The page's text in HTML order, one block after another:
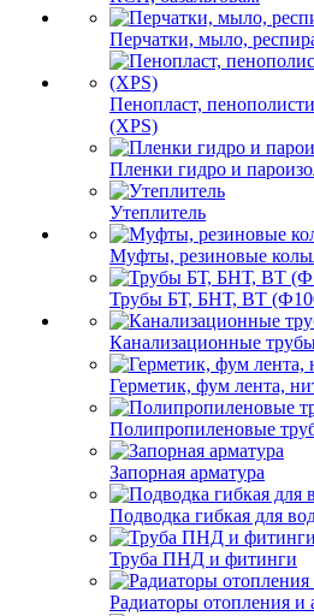
Перчатки, мыло,
Пенопласт,
(XPS)
Пленки гидро и
Утеплитель
Муфты, резиновые
Трубы БТ, БНТ, ВТ
Канализационные
Герметик, фум лента,
Полипропиленовые
Запорная арматура
Подводка гибкая для
Труба ПНД и фитинги
Радиаторы отопления и